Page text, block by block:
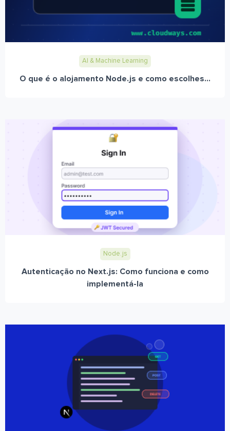
AI & Machine Learning
O que é o alojamento Node.js e como escolhes...
Node.js
Autenticação no Next.js: Como funciona e como
implementá-la